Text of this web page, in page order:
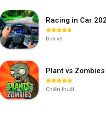
Racing in Car
Đua xe
Plant vs Zombies
Chiến thuật